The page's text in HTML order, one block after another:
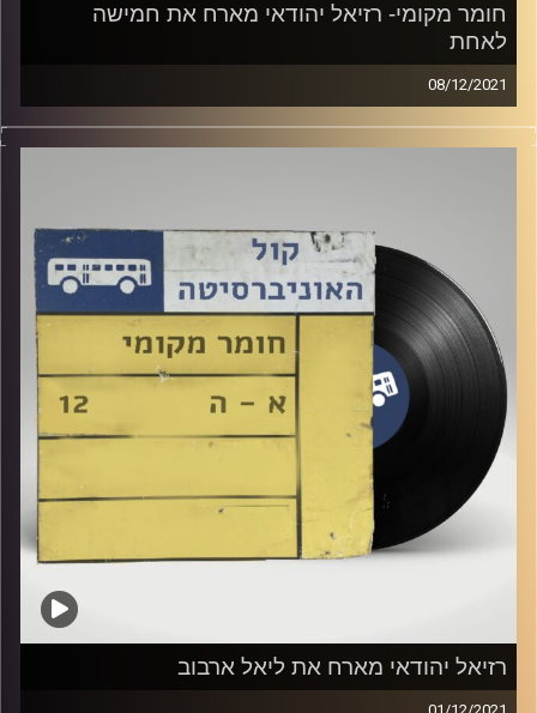
חומר מקומי- רזיאל יהודאי מארח את חמישה
לאחת
08/12/2021
שעה של מוזיקה ישראלית עם רזיאל יהודאי מארח את חמישה
לאחת
רזיאל יהודאי מארח את ליאל ארבוב